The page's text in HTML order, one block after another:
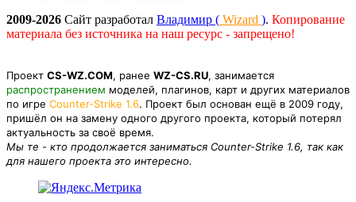
2009-2026 Сайт разработал Владимир ( Wizard ). Копирование
материала без источника на наш ресурс - запрещено!
Проект CS-WZ.COM, ранее WZ-CS.RU, занимается
распространением моделей, плагинов, карт и других материалов
по игре Counter-Strike 1.6. Проект был основан ещё в 2009 году,
пришёл он на замену одного другого проекта, который потерял
актуальность за своё время.
Мы те - кто продолжается заниматься Counter-Strike 1.6, так как
для нашего проекта это интересно.